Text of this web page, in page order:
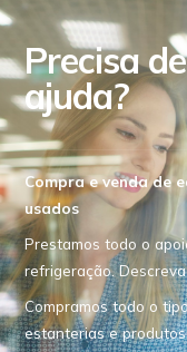
Precisa de
ajuda?
Compra e venda de
usados
Prestamos todo o
refrigeração.
Compramos todo o
estanterias e produtos